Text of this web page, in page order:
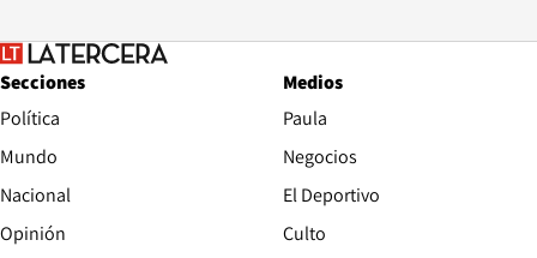
Secciones
Política
Mundo
Nacional
Opinión
Medios
Paula
Negocios
El Deportivo
Culto